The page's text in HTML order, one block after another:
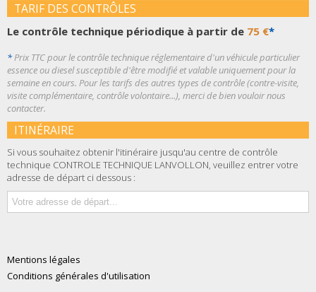
TARIF DES CONTRÔLES
Le contrôle technique périodique à partir de 75 €*
*Prix TTC pour le contrôle technique réglementaire d'un véhicule particulier
essence ou diesel susceptible d'être modifié et valable uniquement pour la
semaine en cours. Pour les tarifs des autres types de contrôle (contre-visite,
visite complémentaire, contrôle volontaire...), merci de bien vouloir nous
contacter.
ITINÉRAIRE
Si vous souhaitez obtenir l'itinéraire jusqu'au centre de contrôle
technique CONTROLE TECHNIQUE LANVOLLON, veuillez entrer votre
adresse de départ ci dessous :
Mentions légales
Conditions générales d'utilisation